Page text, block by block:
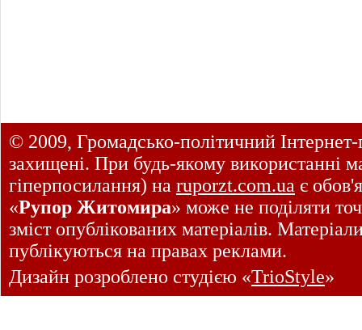
© 2009, Громадсько-політичний
захищені. При будь-якому використанні
гіперпосилання) на ruporzt.com.ua є
«Рупор Житомира» може не поділяти
зміст опублікованих матеріалів.
публікуються на правах реклами.
Дизайн розроблено студією «TrioStyle»